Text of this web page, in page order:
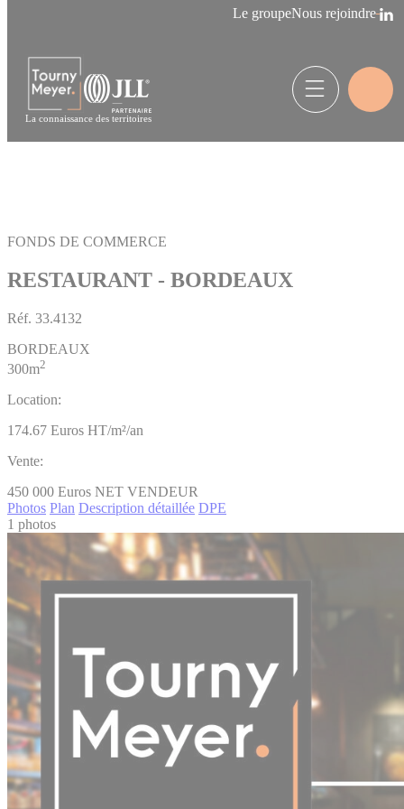
Le groupeNous rejoindre
La connaissance des territoires
FONDS DE COMMERCE
RESTAURANT - BORDEAUX
Réf. 33.4132
BORDEAUX
300m2
Location:
174.67 Euros HT/m²/an
Vente:
450 000 Euros NET VENDEUR
Photos Plan Description détaillée DPE
1 photos